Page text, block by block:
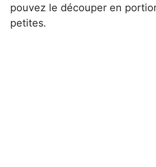
pouvez le découper en
petites.